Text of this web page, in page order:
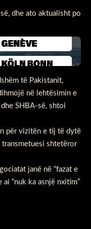
dhe ato aktualisht po
të Pakistanit,
në lehtësimin e
SHBA-së, shtoi
për vizitën e tij të dytë
transmetuesi shtetëror
janë në “fazat e
“nuk ka asnjë nxitim”